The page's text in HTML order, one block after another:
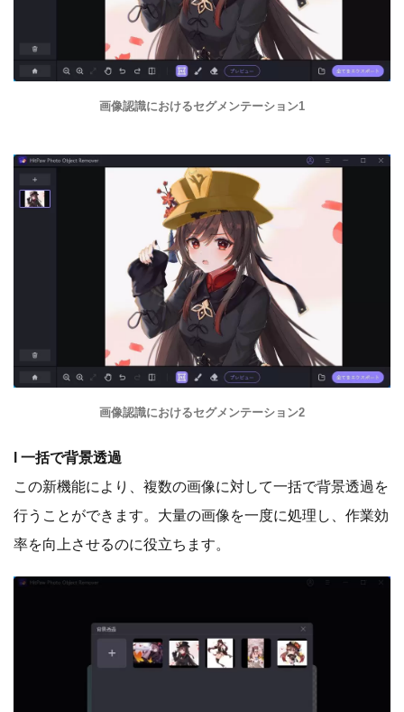
画像認識におけるセグメンテーション1
画像認識におけるセグメンテーション2
l 一括で背景透過
この新機能により、複数の画像に対して一括で背景透過を
行うことができます。大量の画像を一度に処理し、作業効
率を向上させるのに役立ちます。